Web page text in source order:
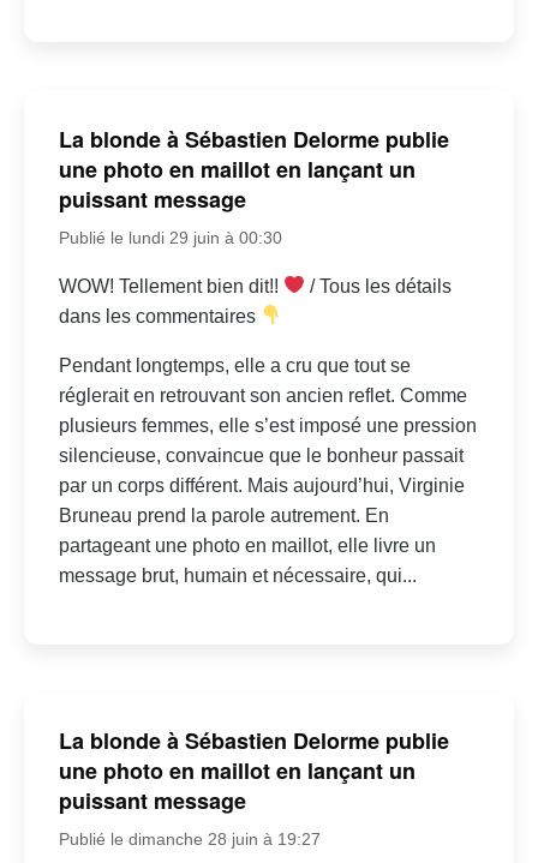
La blonde à Sébastien Delorme publie
une photo en maillot en lançant un
puissant message
Publié le lundi 29 juin à 00:30
WOW! Tellement bien dit!!
/ Tous les détails
dans les commentaires
Pendant longtemps, elle a cru que tout se
réglerait en retrouvant son ancien reflet. Comme
plusieurs femmes, elle s’est imposé une pression
silencieuse, convaincue que le bonheur passait
par un corps différent. Mais aujourd’hui, Virginie
Bruneau prend la parole autrement. En
partageant une photo en maillot, elle livre un
message brut, humain et nécessaire, qui...
La blonde à Sébastien Delorme publie
une photo en maillot en lançant un
puissant message
Publié le dimanche 28 juin à 19:27